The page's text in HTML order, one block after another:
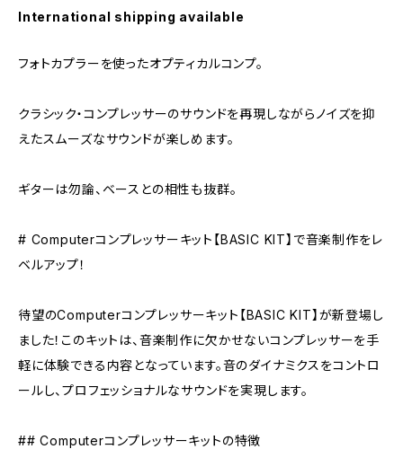
International shipping available
フォトカプラーを使ったオプティカルコンプ。
クラシック・コンプレッサーのサウンドを再現しながらノイズを抑
えたスムーズなサウンドが楽しめます。
ギターは勿論、ベースとの相性も抜群。
# Computerコンプレッサーキット【BASIC KIT】で音楽制作をレ
ベルアップ！
待望のComputerコンプレッサーキット【BASIC KIT】が新登場し
ました！このキットは、音楽制作に欠かせないコンプレッサーを手
軽に体験できる内容となっています。音のダイナミクスをコントロ
ールし、プロフェッショナルなサウンドを実現します。
## Computerコンプレッサーキットの特徴